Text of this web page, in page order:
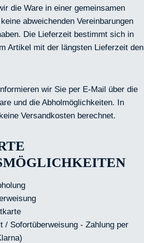
die Ware in einer gemeinsamen
abweichenden Vereinbarungen
Die Lieferzeit bestimmt sich in
Artikel mit der längsten Lieferzeit den
wir Sie per E-Mail über die
und die Abholmöglichkeiten. In
Versandkosten berechnet.
/ Sofortüberweisung - Zahlung per